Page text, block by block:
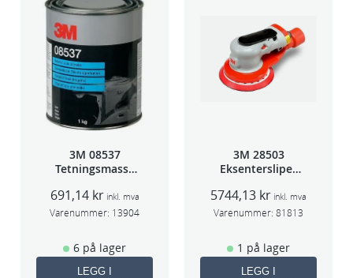
3M 08537
Tetningsmasse
691,14 kr inkl. mva
Varenummer: 13904
6 på lager
LEGG I
3M 28503
Eksentersliper
5mm slag
75mm
5744,13 kr inkl. mva
Varenummer: 81813
1 på lager
LEGG I